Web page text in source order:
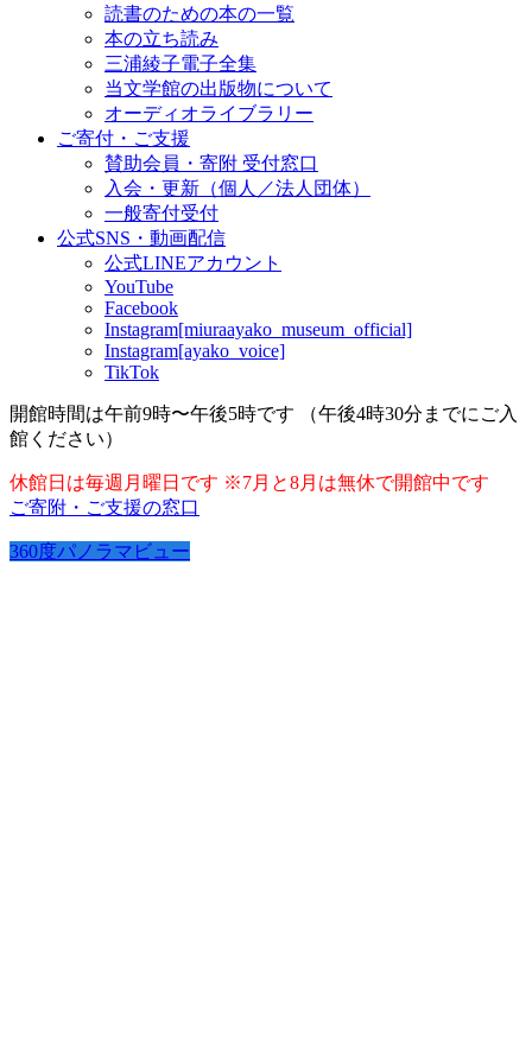
読書のための本の一覧
本の立ち読み
三浦綾子電子全集
当文学館の出版物について
オーディオライブラリー
ご寄付・ご支援
賛助会員・寄附 受付窓口
入会・更新（個人／法人団体）
一般寄付受付
公式SNS・動画配信
公式LINEアカウント
YouTube
Facebook
Instagram[miuraayako_museum_official]
Instagram[ayako_voice]
TikTok
開館時間は午前9時〜午後5時です （午後4時30分までにご入
館ください）
休館日は毎週月曜日です ※7月と8月は無休で開館中です
ご寄附・ご支援の窓口
360度パノラマビュー